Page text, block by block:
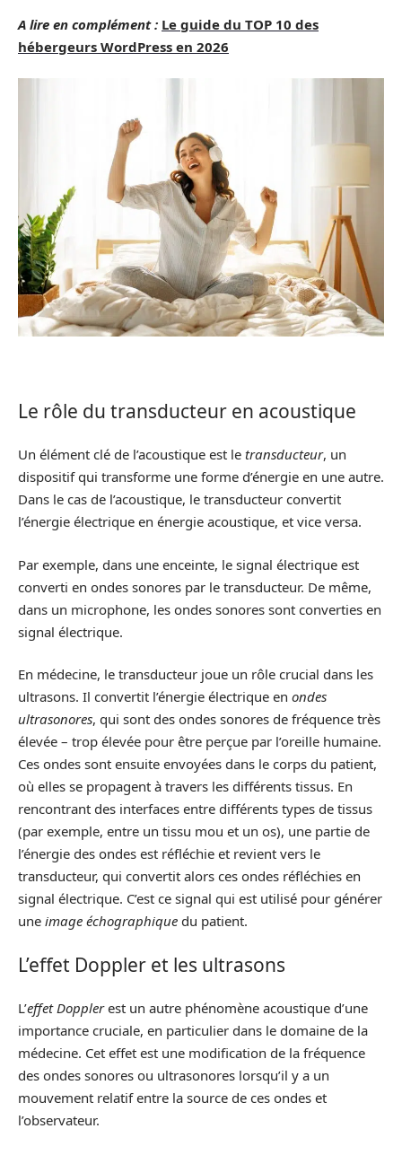
A lire en complément : Le guide du TOP 10 des
hébergeurs WordPress en 2026
Le rôle du transducteur en acoustique
Un élément clé de l’acoustique est le transducteur, un
dispositif qui transforme une forme d’énergie en une autre.
Dans le cas de l’acoustique, le transducteur convertit
l’énergie électrique en énergie acoustique, et vice versa.
Par exemple, dans une enceinte, le signal électrique est
converti en ondes sonores par le transducteur. De même,
dans un microphone, les ondes sonores sont converties en
signal électrique.
En médecine, le transducteur joue un rôle crucial dans les
ultrasons. Il convertit l’énergie électrique en ondes
ultrasonores, qui sont des ondes sonores de fréquence très
élevée – trop élevée pour être perçue par l’oreille humaine.
Ces ondes sont ensuite envoyées dans le corps du patient,
où elles se propagent à travers les différents tissus. En
rencontrant des interfaces entre différents types de tissus
(par exemple, entre un tissu mou et un os), une partie de
l’énergie des ondes est réfléchie et revient vers le
transducteur, qui convertit alors ces ondes réfléchies en
signal électrique. C’est ce signal qui est utilisé pour générer
une image échographique du patient.
L’effet Doppler et les ultrasons
L’effet Dopplerest un autre phénomène acoustique d’une
importance cruciale, en particulier dans le domaine de la
médecine. Cet effet est une modification de la fréquence
des ondes sonores ou ultrasonores lorsqu’il y a un
mouvement relatif entre la source de ces ondes et
l’observateur.